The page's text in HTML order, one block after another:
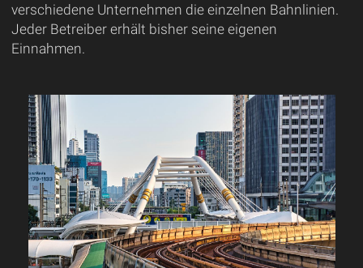
verschiedene Unternehmen die einzelnen Bahnlinien.
Jeder Betreiber erhält bisher seine eigenen
Einnahmen.